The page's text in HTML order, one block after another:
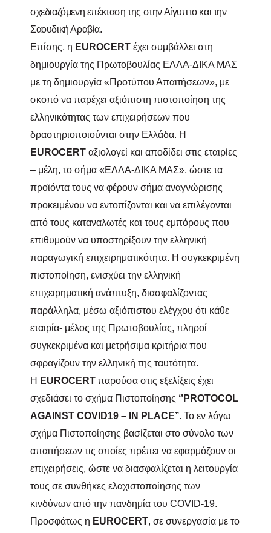
σχεδιαζόμενη επέκταση της στην Αίγυπτο και την
Σαουδική Αραβία.
Επίσης, η EUROCERT έχει συμβάλλει στη
δημιουργία της Πρωτοβουλίας ΕΛΛΑ-ΔΙΚΑ ΜΑΣ
με τη δημιουργία «Προτύπου Απαιτήσεων», με
σκοπό να παρέχει αξιόπιστη πιστοποίηση της
ελληνικότητας των επιχειρήσεων που
δραστηριοποιούνται στην Ελλάδα. Η
EUROCERT αξιολογεί και αποδίδει στις εταιρίες
– μέλη, το σήμα «ΕΛΛΑ-ΔΙΚΑ ΜΑΣ», ώστε τα
προϊόντα τους να φέρουν σήμα αναγνώρισης
προκειμένου να εντοπίζονται και να επιλέγονται
από τους καταναλωτές και τους εμπόρους που
επιθυμούν να υποστηρίξουν την ελληνική
παραγωγική επιχειρηματικότητα. Η συγκεκριμένη
πιστοποίηση, ενισχύει την ελληνική
επιχειρηματική ανάπτυξη, διασφαλίζοντας
παράλληλα, μέσω αξιόπιστου ελέγχου ότι κάθε
εταιρία- μέλος της Πρωτοβουλίας, πληροί
συγκεκριμένα και μετρήσιμα κριτήρια που
σφραγίζουν την ελληνική της ταυτότητα.
Η EUROCERT παρούσα στις εξελίξεις έχει
σχεδιάσει το σχήμα Πιστοποίησης ‘’PROTOCOL
AGAINST COVID19 – IN PLACE’’. Το εν λόγω
σχήμα Πιστοποίησης βασίζεται στο σύνολο των
απαιτήσεων τις οποίες πρέπει να εφαρμόζουν οι
επιχειρήσεις, ώστε να διασφαλίζεται η λειτουργία
τους σε συνθήκες ελαχιστοποίησης των
κινδύνων από την πανδημία του COVID-19.
Προσφάτως η EUROCERT, σε συνεργασία με το